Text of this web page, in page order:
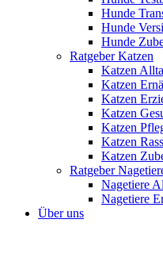
Hunde
Hunde
Hunde
Ratgeber Katzen
Katzen
Katzen
Katzen
Katzen
Katzen
Katzen
Katzen
Ratgeber
Nagetiere
Nagetiere
Über uns